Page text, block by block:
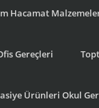
Hacamat
Gereçleri
Ürünleri Okul